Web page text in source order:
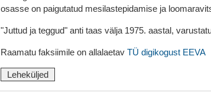
osasse on paigutatud mesilastepidamise ja
"Juttud ja teggud" anti taas välja 1975. aastal,
Raamatu faksiimile on allalaetav TÜ digikogust EEVA
Leheküljed